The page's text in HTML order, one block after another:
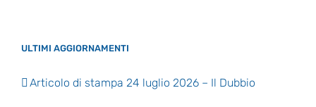
ULTIMI AGGIORNAMENTI
Articolo di stampa 24 luglio 2026 – Il Dubbio